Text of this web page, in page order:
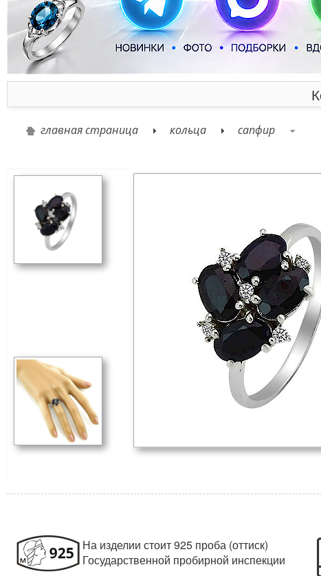
главная страница кольца сапфир
На изделии стоит 925 проба (оттиск)
Государственной пробирной инспекции